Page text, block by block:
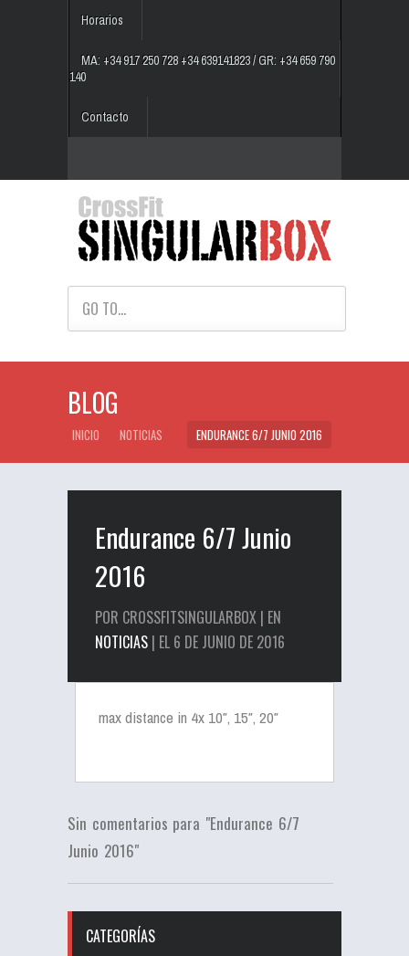
Horarios
MA: +34 917 250 728 +34 639141823 / GR: +34 659 790
140
Contacto
GO TO...
BLOG
INICIO NOTICIAS ENDURANCE 6/7 JUNIO 2016
Endurance 6/7 Junio
2016
POR CROSSFITSINGULARBOX | EN
NOTICIAS | EL 6 DE JUNIO DE 2016
max distance in 4x 10″, 15″, 20″
Sin comentarios para "Endurance 6/7
Junio 2016"
CATEGORÍAS